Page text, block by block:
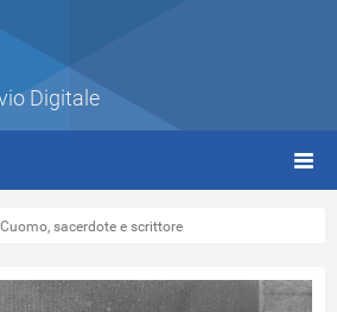
Digitale
sacerdote e scrittore